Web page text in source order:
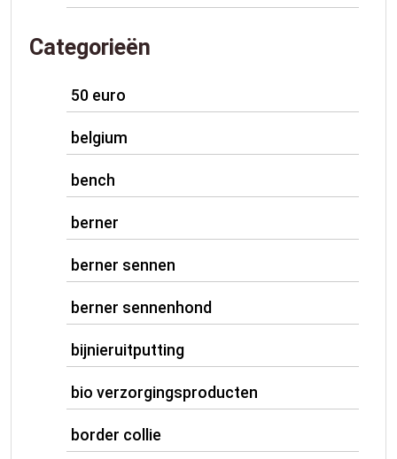
Categorieën
50 euro
belgium
bench
berner
berner sennen
berner sennenhond
bijnieruitputting
bio verzorgingsproducten
border collie